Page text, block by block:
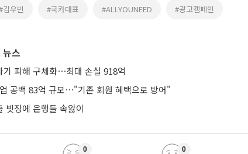
김우빈 #국카대표 #ALLYOUNEED #광고캠페인
스
기 피해 구체화⋯최대 손실 918억
공백 83억 규모⋯"기존 회원 혜택으로 방어"
장에 은행들 속앓이
0 0